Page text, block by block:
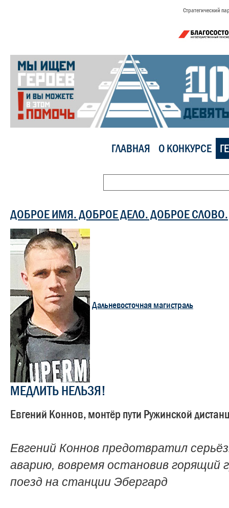
Стратегический
ГЛАВНАЯ О КОНКУРСЕ
ДОБРОЕ ИМЯ. ДОБРОЕ ДЕЛО. ДОБРОЕ СЛОВО.
Дальневосточная магистраль
МЕДЛИТЬ НЕЛЬЗЯ!
Евгений Коннов, монтёр пути Ружинской
Евгений Коннов предотвратил
аварию, вовремя остановив горящий
поезд на станции Эбергард